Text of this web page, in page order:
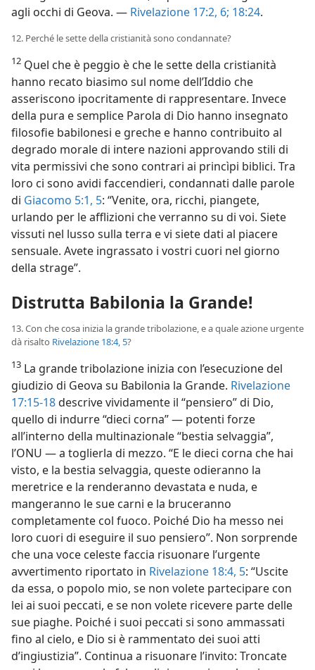
agli occhi di Geova. — Rivelazione 17:2, 6; 18:24.
12. Perché le sette della cristianità sono condannate?
12 Quel che è peggio è che le sette della cristianità
hanno recato biasimo sul nome dell’Iddio che
asseriscono ipocritamente di rappresentare. Invece
della pura e semplice Parola di Dio hanno insegnato
filosofie babilonesi e greche e hanno contribuito al
degrado morale di intere nazioni approvando stili di
vita permissivi che sono contrari ai princìpi biblici. Tra
loro ci sono avidi faccendieri, condannati dalle parole
di Giacomo 5:1, 5: “Venite, ora, ricchi, piangete,
urlando per le afflizioni che verranno su di voi. Siete
vissuti nel lusso sulla terra e vi siete dati al piacere
sensuale. Avete ingrassato i vostri cuori nel giorno
della strage”.
Distrutta Babilonia la Grande!
13. Con che cosa inizia la grande tribolazione, e a quale azione urgente
dà risalto Rivelazione 18:4, 5?
13 La grande tribolazione inizia con l’esecuzione del
giudizio di Geova su Babilonia la Grande. Rivelazione
17:15-18descrive vividamente il “pensiero” di Dio,
quello di indurre “dieci corna” — potenti forze
all’interno della multinazionale “bestia selvaggia”,
l’ONU — a toglierla di mezzo. “E le dieci corna che hai
visto, e la bestia selvaggia, queste odieranno la
meretrice e la renderanno devastata e nuda, e
mangeranno le sue carni e la bruceranno
completamente col fuoco. Poiché Dio ha messo nei
loro cuori di eseguire il suo pensiero”. Non sorprende
che una voce celeste faccia risuonare l’urgente
avvertimento riportato in Rivelazione 18:4, 5: “Uscite
da essa, o popolo mio, se non volete partecipare con
lei ai suoi peccati, e se non volete ricevere parte delle
sue piaghe. Poiché i suoi peccati si sono ammassati
fino al cielo, e Dio si è rammentato dei suoi atti
d’ingiustizia”. Continua a risuonare l’invito: Troncate